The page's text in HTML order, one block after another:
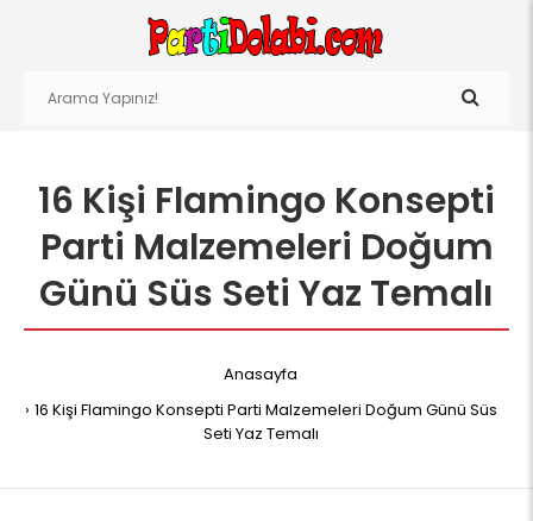
16 Kişi Flamingo Konsepti
Parti Malzemeleri Doğum
Günü Süs Seti Yaz Temalı
Anasayfa
16 Kişi Flamingo Konsepti Parti Malzemeleri Doğum Günü Süs
Seti Yaz Temalı